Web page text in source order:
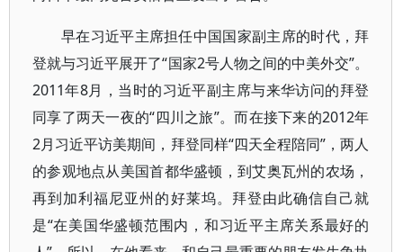
早在习近平主席担任中国国家副主席的时代，拜
登就与习近平展开了“国家2号人物之间的中美外交”。
2011年8月，当时的习近平副主席与来华访问的拜登
同享了两天一夜的“四川之旅”。而在接下来的2012年
2月习近平访美期间，拜登同样“四天全程陪同”，两人
的参观地点从美国首都华盛顿，到艾奥瓦州的农场，
再到加利福尼亚州的好莱坞。拜登由此确信自己就
是“在美国华盛顿范围内，和习近平主席关系最好的